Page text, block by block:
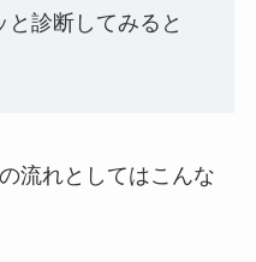
診断してみると
流れとしてはこんな